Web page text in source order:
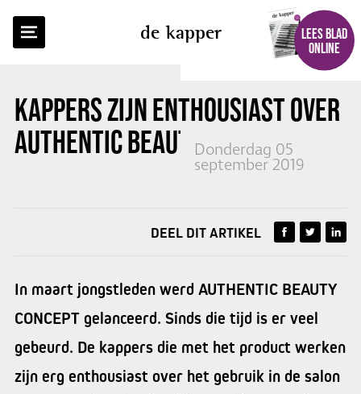
de kapper
LEES BLAD
ONLINE
KAPPERS ZIJN ENTHOUSIAST OVER
AUTHENTIC BEAUTY CONCEPT
Donderdag 05
september 2019
TERUG NAAR OVERZICHT
DEEL DIT ARTIKEL
In maart jongstleden werd AUTHENTIC BEAUTY
CONCEPT gelanceerd. Sinds die tijd is er veel
gebeurd. De kappers die met het product werken
zijn erg enthousiast over het gebruik in de salon